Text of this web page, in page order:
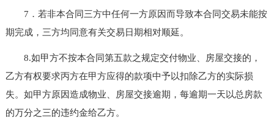
7．若非本合同三方中任何一方原因而导致本合同交易未能按
期完成，三方均同意有关交易日期相对顺延。
8.如甲方不按本合同第五款之规定交付物业、房屋交接的，
乙方有权要求丙方在甲方应得的款项中予以扣除乙方的实际损
失。如甲方原因造成物业、房屋交接逾期，每逾期一天以总房款
的万分之三的违约金给乙方。